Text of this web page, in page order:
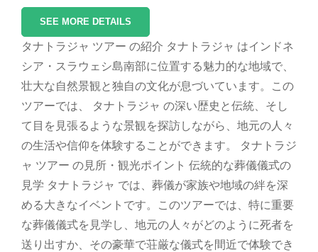
SEE MORE DETAILS
タナトラジャ ツアー の紹介 タナトラジャ はインドネ
シア・スラウェシ島南部に位置する魅力的な地域で、
壮大な自然景観と独自の文化が息づいています。この
ツアーでは、 タナトラジャ の深い歴史と伝統、そし
て目を見張るような景観を探訪しながら、地元の人々
の生活や信仰を体験することができます。 タナトラジ
ャ ツアー の見所・観光ポイント 伝統的な葬儀儀式の
見学 タナトラジャ では、葬儀が家族や地域の絆を深
める大きなイベントです。このツアーでは、特に重要
な葬儀儀式を見学し、地元の人々がどのように死者を
送り出すか、その豪華で荘厳な儀式を間近で体験でき